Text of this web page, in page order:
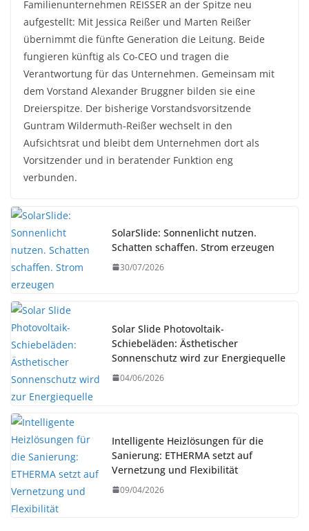
Familienunternehmen REISSER an der Spitze neu
aufgestellt: Mit Jessica Reißer und Marten Reißer
übernimmt die fünfte Generation die Leitung. Beide
fungieren künftig als Co-CEO und tragen die
Verantwortung für das Unternehmen. Gemeinsam mit
dem Vorstand Alexander Bruggner bilden sie eine
Dreierspitze. Der bisherige Vorstandsvorsitzende
Guntram Wildermuth-Reißer wechselt in den
Aufsichtsrat und bleibt dem Unternehmen dort als
Vorsitzender und in beratender Funktion eng
verbunden.
SolarSlide: Sonnenlicht nutzen.
Schatten schaffen. Strom erzeugen
30/07/2026
Solar Slide Photovoltaik-
Schiebeläden: Ästhetischer
Sonnenschutz wird zur Energiequelle
04/06/2026
Intelligente Heizlösungen für die
Sanierung: ETHERMA setzt auf
Vernetzung und Flexibilität
09/04/2026